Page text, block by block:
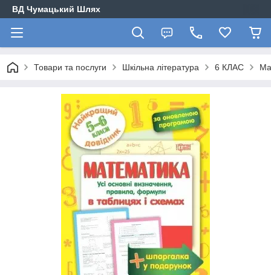
ВД Чумацький Шлях
Товари та послуги Шкільна література 6 КЛАС